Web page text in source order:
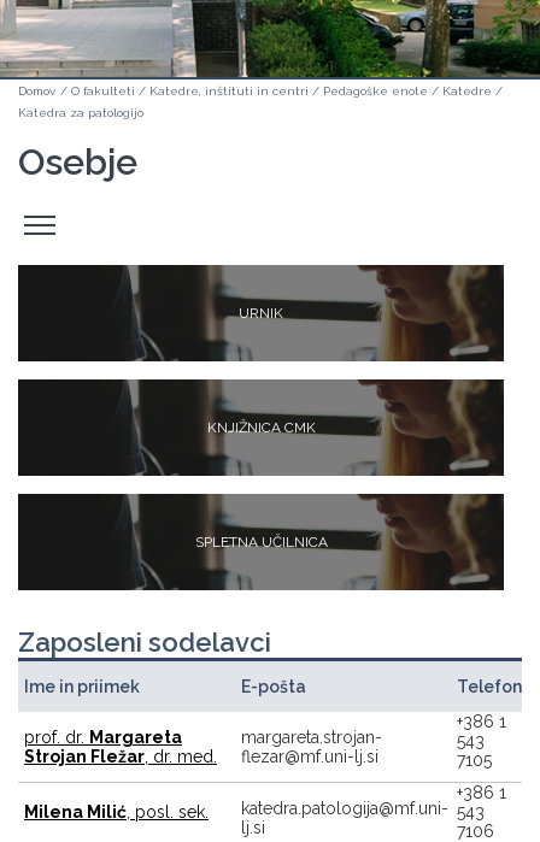
Domov / O fakulteti / Katedre, inštituti in centri / Pedagoške enote / Katedre /
Katedra za patologijo
Osebje
Odpri
stranski
URNIK
KNJIŽNICA CMK
SPLETNA UČILNICA
Zaposleni sodelavci
Ime in priimek E-pošta Telefon
prof. dr. Margareta
Strojan Fležar , dr. med.
margareta.strojan-
flezar@mf.uni-lj.si
+386 1
543
7105
Milena Milić , posl. sek.
katedra.patologija@mf.uni-
lj.si
+386 1
543
7106